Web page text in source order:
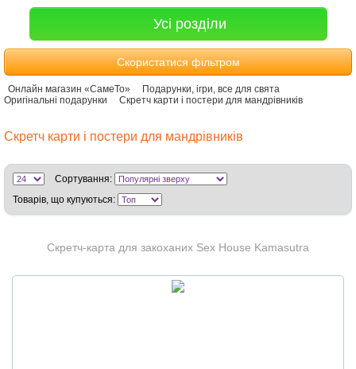
Усі розділи
Скористатися фільтром
Онлайн магазин «СамеТо»
Подарунки, ігри, все для свята
Оригінальні подарунки
Скретч карти і постери для мандрівників
Скретч карти і постери для мандрівників
Сортування:
Товарів, що купуються:
Скретч-карта для закоханих Sex House Kamasutra